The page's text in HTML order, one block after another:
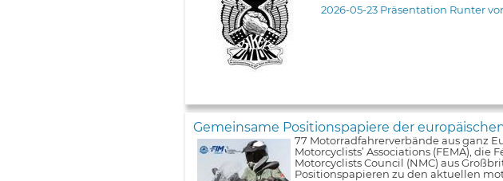
2026-05-23 Präsentation Runter
Gemeinsame Positionspapiere der
77 Motorradfahrerverbände aus ganz
Motorcyclists’ Associations (FEMA),
Motorcyclists Council (NMC) aus
Positionspapieren zu den aktuellen